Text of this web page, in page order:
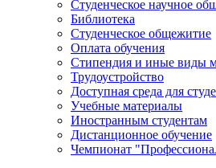
Студенческое научное
Библиотека
Студенческое общежитие
Оплата обучения
Стипендия и иные виды
Трудоустройство
Доступная среда для
Учебные материалы
Иностранным студентам
Дистанционное обучение
Чемпионат